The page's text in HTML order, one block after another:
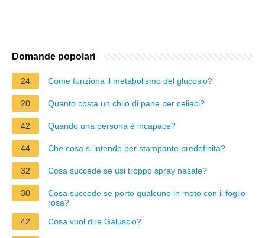
Domande popolari
24 Come funziona il metabolismo del glucosio?
20 Quanto costa un chilo di pane per celiaci?
42 Quando una persona è incapace?
44 Che cosa si intende per stampante predefinita?
32 Cosa succede se usi troppo spray nasale?
30
Cosa succede se porto qualcuno in moto con il foglio
rosa?
42
Cosa vuol dire Galuscio?